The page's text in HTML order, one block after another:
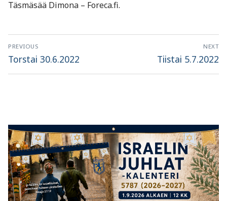
Täsmäsää Dimona – Foreca.fi.
Artikkelien
selaus
PREVIOUS
Previous
Torstai 30.6.2022
NEXT
Next
Tiistai 5.7.2022